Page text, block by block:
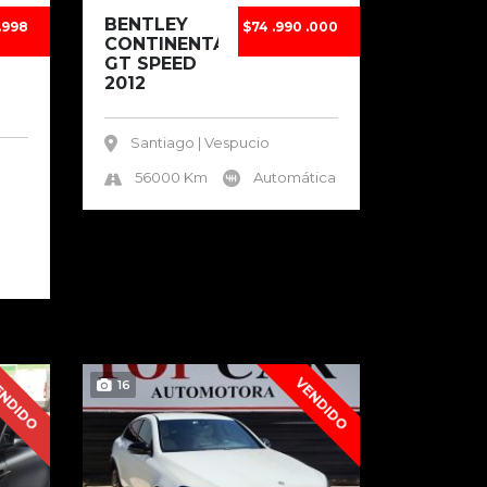
$74 .990 .000
BENTLEY
CONTINENTAL
GT SPEED
2012
Santiago | Vespucio
56000 Km
Automática
VENDIDO
16